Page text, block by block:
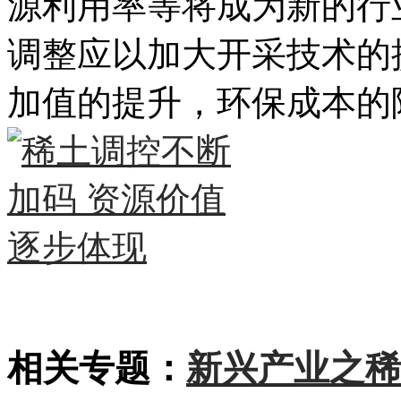
调整应以加大开采技术
加值的提升，环保成本
相关专题： 新兴产业之